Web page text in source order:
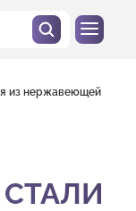
из нержавеющей